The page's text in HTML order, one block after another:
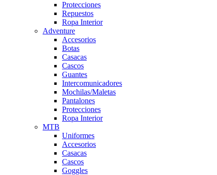
Protecciones
Repuestos
Ropa Interior
Adventure
Accesorios
Botas
Casacas
Cascos
Guantes
Intercomunicadores
Mochilas/Maletas
Pantalones
Protecciones
Ropa Interior
MTB
Uniformes
Accesorios
Casacas
Cascos
Goggles